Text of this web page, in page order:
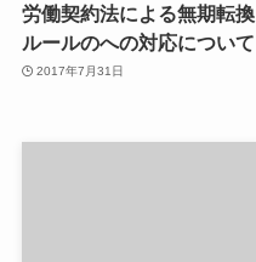
労働契約法による無期転換
ルールのへの対応について
2017年7月31日